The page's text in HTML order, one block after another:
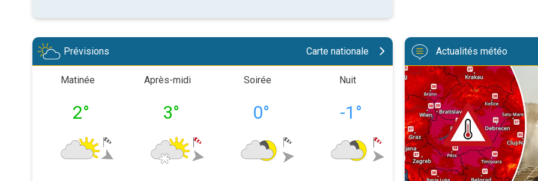
Prévisions Carte nationale
Matinée
2°
Après-midi
3°
Soirée
0°
Nuit
-1 °
Matinée
-1°
Après-
2
Actualités météo
Des températures supérieures